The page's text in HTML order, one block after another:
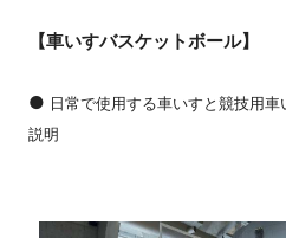
【車いすバスケットボール】
● 日常で使用する車いすと競技用
説明